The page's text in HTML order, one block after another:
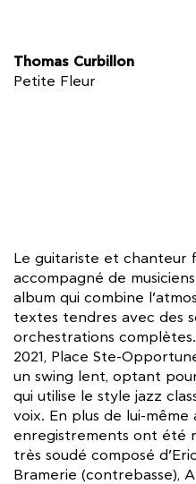
Thomas Curbillon
Petite Fleur
Le guitariste et chanteur
accompagné de
album qui combine
textes tendres avec des
orchestrations
2021, Place Ste-
un swing lent, optant
qui utilise le style jazz
voix. En plus de lui-
enregistrements ont été
très soudé composé
Bramerie (contrebasse),